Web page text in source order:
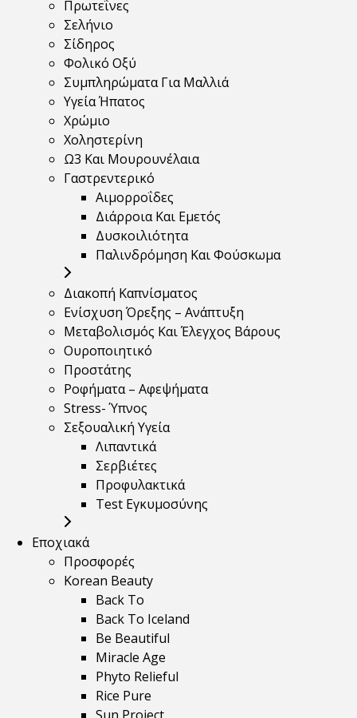
Πρωτεΐνες
Σελήνιο
Σίδηρος
Φολικό Οξύ
Συμπληρώματα Για Μαλλιά
Υγεία Ήπατος
Χρώμιο
Χοληστερίνη
Ω3 Και Μουρουνέλαια
Γαστρεντερικό
Αιμορροΐδες
Διάρροια Και Εμετός
Δυσκοιλιότητα
Παλινδρόμηση Και Φούσκωμα
Διακοπή Καπνίσματος
Ενίσχυση Όρεξης – Ανάπτυξη
Μεταβολισμός Και Έλεγχος Βάρους
Ουροποιητικό
Προστάτης
Ροφήματα – Αφεψήματα
Stress- Ύπνος
Σεξουαλική Υγεία
Λιπαντικά
Σερβιέτες
Προφυλακτικά
Test Εγκυμοσύνης
Εποχιακά
Προσφορές
Korean Beauty
Back To
Back To Iceland
Be Beautiful
Miracle Age
Phyto Relieful
Rice Pure